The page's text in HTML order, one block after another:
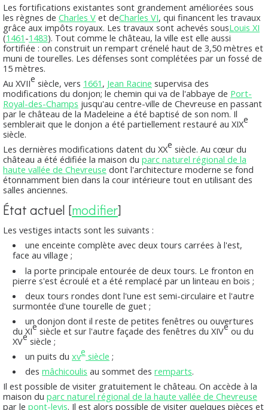
Les fortifications existantes sont grandement améliorées sous
les règnes de Charles V et deCharles VI, qui financent les travaux
grâce aux impôts royaux. Les travaux sont achevés sousLouis XI
(1461 -1483). Tout comme le château, la ville est elle aussi
fortifiée : on construit un rempart crénelé haut de 3,50 mètres et
muni de tourelles. Les défenses sont complétées par un fossé de
15 mètres.
Au XVIIe siècle, vers 1661 , Jean Racine supervisa des
modifications du donjon; le chemin qui va de l'abbaye de Port-
Royal-des-Champs jusqu'au centre-ville de Chevreuse en passant
par le château de la Madeleine a été baptisé de son nom. Il
semblerait que le donjon a été partiellement restauré au XIXe
siècle.
Les dernières modifications datent du XXe siècle. Au cœur du
château a été édifiée la maison du parc naturel régional de la
haute vallée de Chevreuse dont l'architecture moderne se fond
étonnamment bien dans la cour intérieure tout en utilisant des
salles anciennes.
État actuel [modifier]
Les vestiges intacts sont les suivants :
une enceinte complète avec deux tours carrées à l'est,
face au village ;
la porte principale entourée de deux tours. Le fronton en
pierre s'est écroulé et a été remplacé par un linteau en bois ;
deux tours rondes dont l'une est semi-circulaire et l'autre
surmontée d'une tourelle de guet ;
un donjon dont il reste de petites fenêtres ou ouvertures
du XIesiècle et sur l'autre façade des fenêtres du XIVe ou du
XVesiècle ;
un puits duxve siècle ;
desmâchicoulis au sommet desremparts.
Il est possible de visiter gratuitement le château. On accède à la
maison du parc naturel régional de la haute vallée de Chevreuse
par le pont-levis. Il est alors possible de visiter quelques pièces et